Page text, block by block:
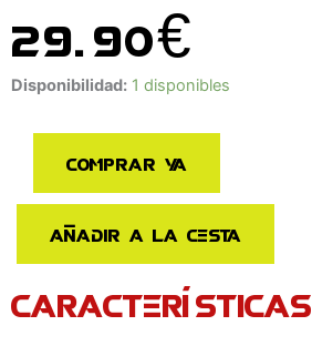
29.90€
Disponibilidad: 1 disponibles
Figura
Panther
Legends
Comprar ya
Añadir a la cesta
CARACTERÍSTICAS